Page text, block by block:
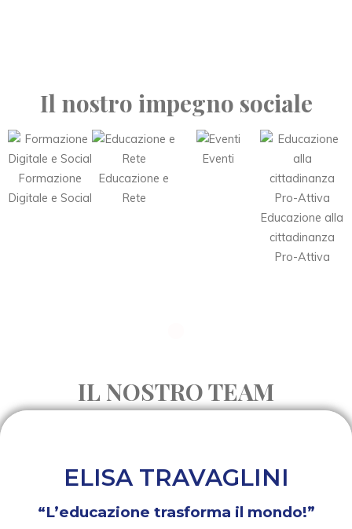
Il nostro impegno sociale
Formazione
Digitale e Social
Educazione e
Rete
Eventi
Educazione alla
cittadinanza
Pro-Attiva
IL NOSTRO TEAM
ELISA TRAVAGLINI
“L’educazione trasforma il mondo!”